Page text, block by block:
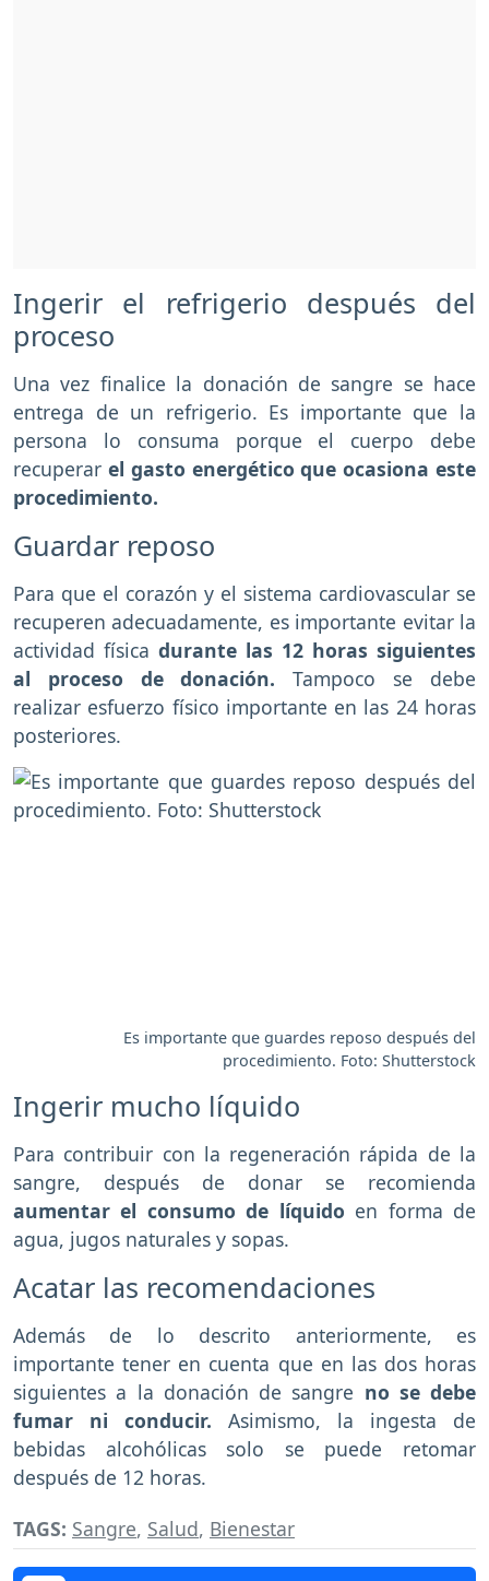
Ingerir el refrigerio después del
proceso
Una vez finalice la donación de sangre se hace
entrega de un refrigerio. Es importante que la
persona lo consuma porque el cuerpo debe
recuperar el gasto energético que ocasiona este
procedimiento.
Guardar reposo
Para que el corazón y el sistema cardiovascular se
recuperen adecuadamente, es importante evitar la
actividad física durante las 12 horas siguientes
al proceso de donación. Tampoco se debe
realizar esfuerzo físico importante en las 24 horas
posteriores.
Es importante que guardes reposo después del
procedimiento. Foto: Shutterstock
Ingerir mucho líquido
Para contribuir con la regeneración rápida de la
sangre, después de donar se recomienda
aumentar el consumo de líquido en forma de
agua, jugos naturales y sopas.
Acatar las recomendaciones
Además de lo descrito anteriormente, es
importante tener en cuenta que en las dos horas
siguientes a la donación de sangre no se debe
fumar ni conducir. Asimismo, la ingesta de
bebidas alcohólicas solo se puede retomar
después de 12 horas.
TAGS: Sangre, Salud, Bienestar